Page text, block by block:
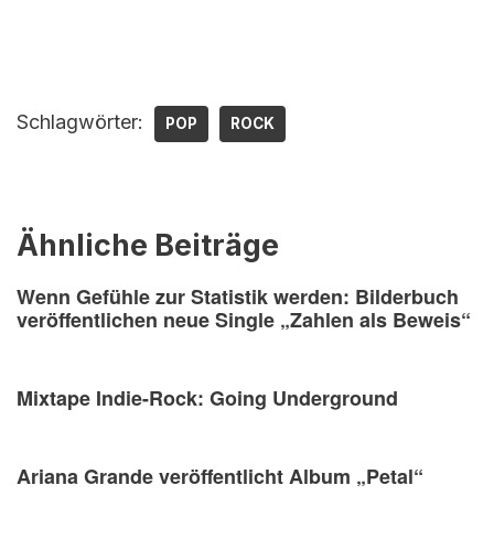
Schlagwörter: POP ROCK
Ähnliche Beiträge
Wenn Gefühle zur Statistik werden: Bilderbuch
veröffentlichen neue Single „Zahlen als Beweis“
Mixtape Indie-Rock: Going Underground
Ariana Grande veröffentlicht Album „Petal“